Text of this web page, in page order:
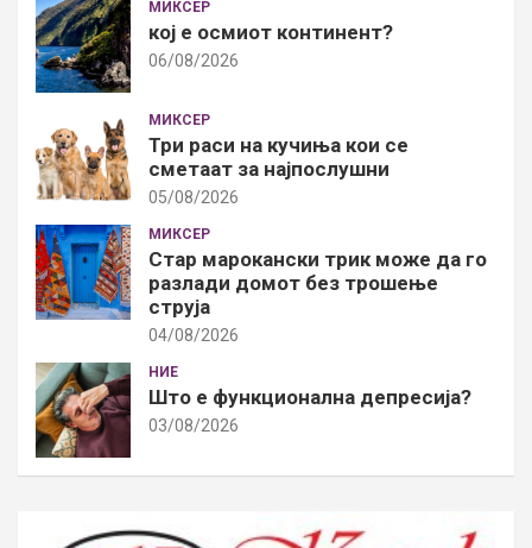
МИКСЕР
кој е осмиот континент?
06/08/2026
МИКСЕР
Три раси на кучиња кои се
сметаат за најпослушни
05/08/2026
МИКСЕР
Стар марокански трик може да го
разлади домот без трошење
струја
04/08/2026
НИЕ
Што е функционална депресија?
03/08/2026